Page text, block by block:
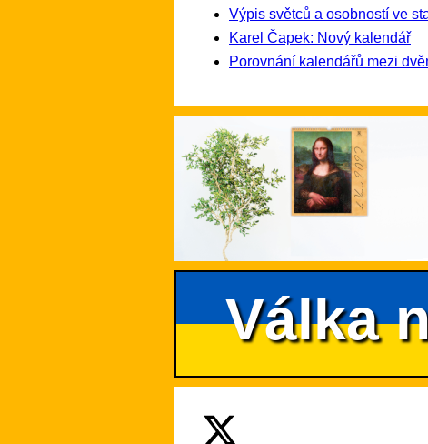
Výpis světců a osobností ve
Karel Čapek: Nový kalendář
Porovnání kalendářů mezi
Válka